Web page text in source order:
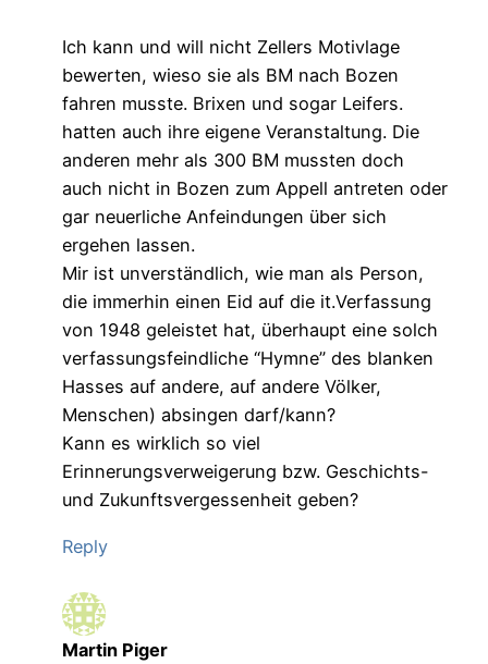
Ich kann und will nicht Zellers Motivlage
bewerten, wieso sie als BM nach Bozen
fahren musste. Brixen und sogar Leifers.
hatten auch ihre eigene Veranstaltung. Die
anderen mehr als 300 BM mussten doch
auch nicht in Bozen zum Appell antreten oder
gar neuerliche Anfeindungen über sich
ergehen lassen.
Mir ist unverständlich, wie man als Person,
die immerhin einen Eid auf die it.Verfassung
von 1948 geleistet hat, überhaupt eine solch
verfassungsfeindliche “Hymne” des blanken
Hasses auf andere, auf andere Völker,
Menschen) absingen darf/kann?
Kann es wirklich so viel
Erinnerungsverweigerung bzw. Geschichts-
und Zukunftsvergessenheit geben?
Reply
Martin Piger